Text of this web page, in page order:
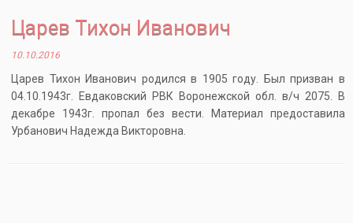
Царев Тихон Иванович
10.10.2016
Царев Тихон Иванович родился в 1905 году. Был призван в
04.10.1943г. Евдаковский РВК Воронежской обл. в/ч 2075. В
декабре 1943г. пропал без вести. Материал предоставила
Урбанович Надежда Викторовна.